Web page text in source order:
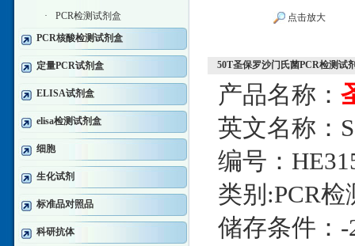
·
PCR检测试剂盒
PCR核酸检测试剂盒
定量PCR试剂盒
ELISA试剂盒
elisa检测试剂盒
细胞
生化试剂
标准品对照品
科研抗体
点击放大
50T圣保罗沙门氏菌PCR检测试
产品名称：
英文名称：
编号：
类别:PCR检
储存条件：